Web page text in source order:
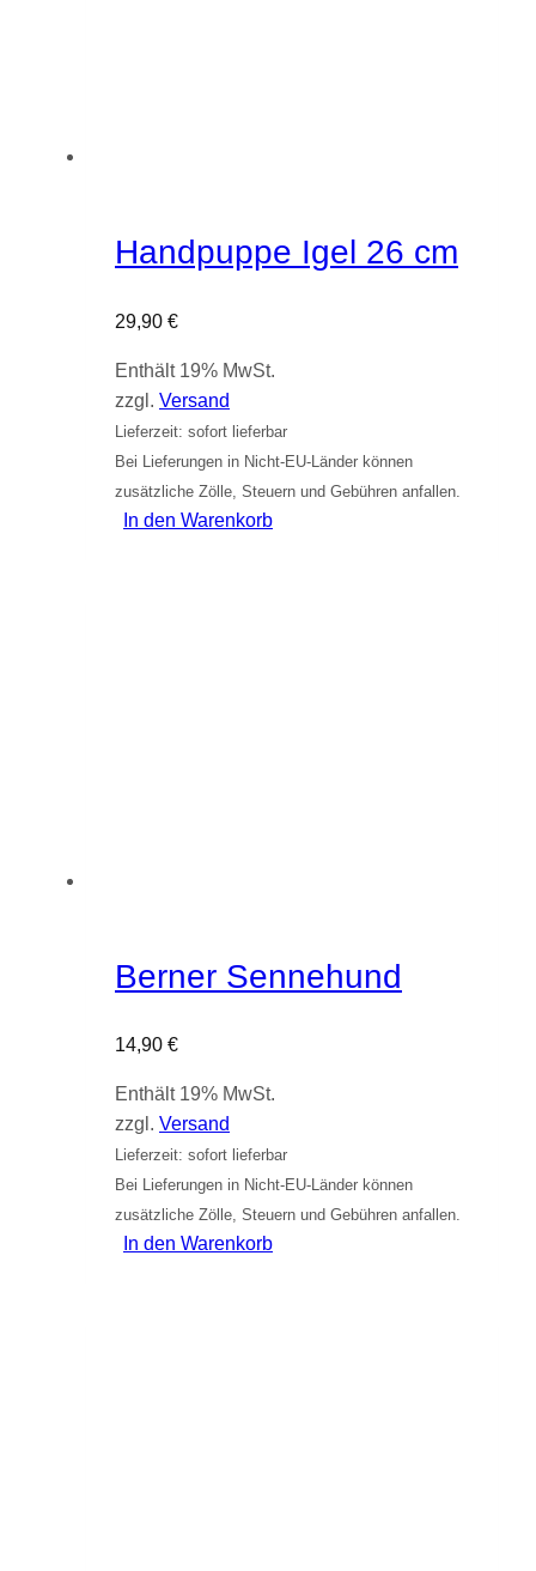
Handpuppe Igel 26 cm
29,90 €
Enthält 19% MwSt.
zzgl. Versand
Lieferzeit: sofort lieferbar
Bei Lieferungen in Nicht-EU-Länder können
zusätzliche Zölle, Steuern und Gebühren anfallen.
In den Warenkorb
Berner Sennehund
14,90 €
Enthält 19% MwSt.
zzgl. Versand
Lieferzeit: sofort lieferbar
Bei Lieferungen in Nicht-EU-Länder können
zusätzliche Zölle, Steuern und Gebühren anfallen.
In den Warenkorb